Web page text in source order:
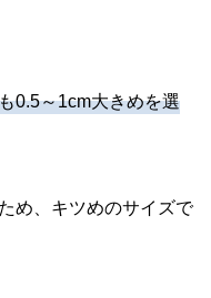
0.5～1cm大きめを選
め、キツめのサイズで